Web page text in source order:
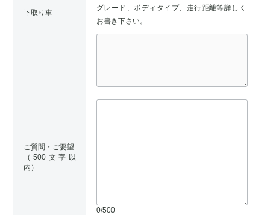
下取り車
グレード、ボディタイプ、走行距離等詳しく
お書き下さい。
ご質問・ご要望
（500文字以
内）
0/500